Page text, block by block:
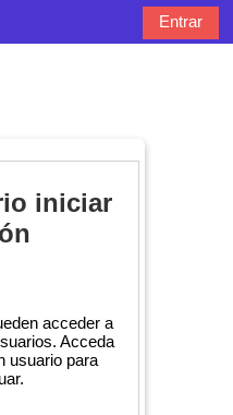
Entrar
iniciar
acceder a
Acceda
usuario para